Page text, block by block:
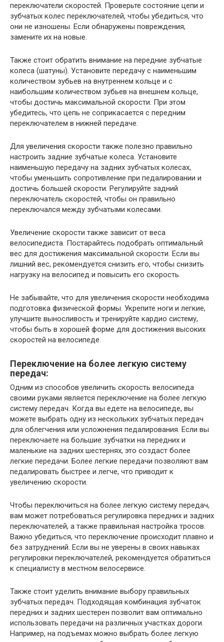
переключатели скоростей. Проверьте состояние цепи и
зубчатых колес переключателей, чтобы убедиться, что
они не изношены. Если обнаружены повреждения,
замените их на новые.
Также стоит обратить внимание на передние зубчатые
колеса (шатуны). Установите передачу с наименьшим
количеством зубьев на внутреннем кольце и с
наибольшим количеством зубьев на внешнем кольце,
чтобы достичь максимальной скорости. При этом
убедитесь, что цепь не соприкасается с передним
переключателем в нижней передаче.
Для увеличения скорости также полезно правильно
настроить задние зубчатые колеса. Установите
наименьшую передачу на задних зубчатых колесах,
чтобы уменьшить сопротивление при педалировании и
достичь большей скорости. Регулируйте задний
переключатель скоростей, чтобы он правильно
переключался между зубчатыми колесами.
Увеличение скорости также зависит от веса
велосипедиста. Постарайтесь подобрать оптимальный
вес для достижения максимальной скорости. Если вы
лишний вес, рекомендуется снизить его, чтобы снизить
нагрузку на велосипед и повысить его скорость.
Не забывайте, что для увеличения скорости необходима
подготовка физической формы. Укрепите ноги и легкие,
улучшите выносливость и тренируйте кардио систему,
чтобы быть в хорошей форме для достижения высоких
скоростей на велосипеде.
Переключение на более легкую систему
передач:
Одним из способов увеличить скорость велосипеда
своими руками является переключение на более легкую
систему передач. Когда вы едете на велосипеде, вы
можете выбрать одну из нескольких зубчатых передач
для облегчения или усложнения педалирования. Если вы
переключаете на большие зубчатки на передних и
маленькие на задних шестернях, это создаст более
легкие передачи. Более легкие передачи позволяют вам
педалировать быстрее и легче, что приводит к
увеличению скорости.
Чтобы переключиться на более легкую систему передач,
вам может потребоваться регулировка передних и задних
переключателей, а также правильная настройка тросов.
Важно убедиться, что переключение происходит плавно и
без затруднений. Если вы не уверены в своих навыках
регулировки переключателей, рекомендуется обратиться
к специалисту в местном велосервисе.
Также стоит уделить внимание выбору правильных
зубчатых передач. Подходящая комбинация зубчаток
передних и задних шестерен позволит вам оптимально
использовать передачи на различных участках дороги.
Например, на подъемах можно выбрать более легкую